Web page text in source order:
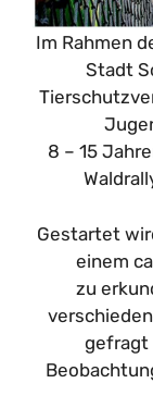
Im Rahmen
Stadt
8 – 15
Gestartet
einem
zu
gefragt